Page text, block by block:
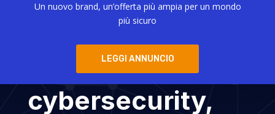
Un nuovo brand, un’offerta più ampia per un mondo
più sicuro
LEGGI ANNUNCIO
Digital360
Awards 2021 –
Formazione
cybersecurity,